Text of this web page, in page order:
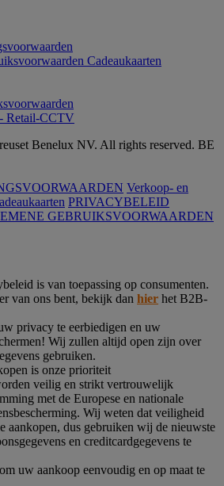
Cadeaukaarten
Retail-CCTV
Benelux NV. All rights reserved. BE
Verkoop- en
PRIVACYBELEID
GEBRUIKSVOORWAARDEN
is van toepassing op consumenten.
van ons bent, bekijk dan hier het B2B-
privacy te eerbiedigen en uw
Wij zullen altijd open zijn over
gebruiken.
is onze prioriteit
veilig en strikt vertrouwelijk
met de Europese en nationale
Wij weten dat veiligheid
aankopen, dus gebruiken wij de nieuwste
en creditcardgegevens te
uw aankoop eenvoudig en op maat te